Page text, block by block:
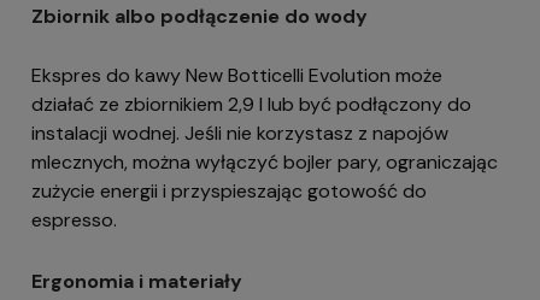
Zbiornik albo podłączenie do wody
Ekspres do kawy New Botticelli Evolution może
działać ze zbiornikiem 2,9 l lub być podłączony do
instalacji wodnej. Jeśli nie korzystasz z napojów
mlecznych, można wyłączyć bojler pary, ograniczając
zużycie energii i przyspieszając gotowość do
espresso.
Ergonomia i materiały